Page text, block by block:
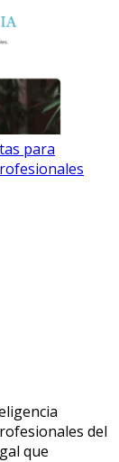
para
del
que